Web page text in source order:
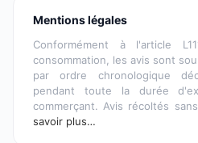
Mentions légales
Conformément à l'article
consommation, les avis sont
par ordre chronologique
pendant toute la durée
commerçant. Avis récoltés
savoir plus…